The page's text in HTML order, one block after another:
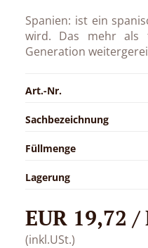
Spanien: ist ein
wird. Das mehr als
Generation
Art.-Nr.
Sachbezeichnung
Füllmenge
Lagerung
EUR 19,72 /
(inkl.USt.)